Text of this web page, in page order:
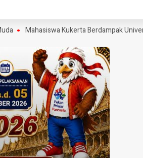
Mahasiswa Kukerta Berdampak